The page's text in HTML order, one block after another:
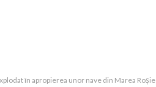
în apropierea unor nave din Marea Roșie